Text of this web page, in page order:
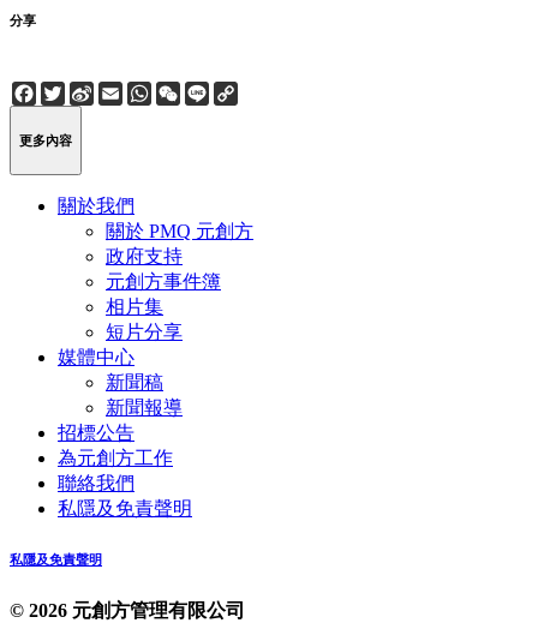
分享
Facebook
Twitter
Sina
Weibo
EmailWhatsApp
WeChat
Line
更多內容
關於我們
關於 PMQ 元創方
政府支持
元創方事件簿
相片集
短片分享
媒體中心
新聞稿
新聞報導
招標公告
為元創方工作
聯絡我們
私隱及免責聲明
私隱及免責聲明
© 2026 元創方管理有限公司